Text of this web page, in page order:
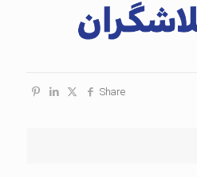
Share